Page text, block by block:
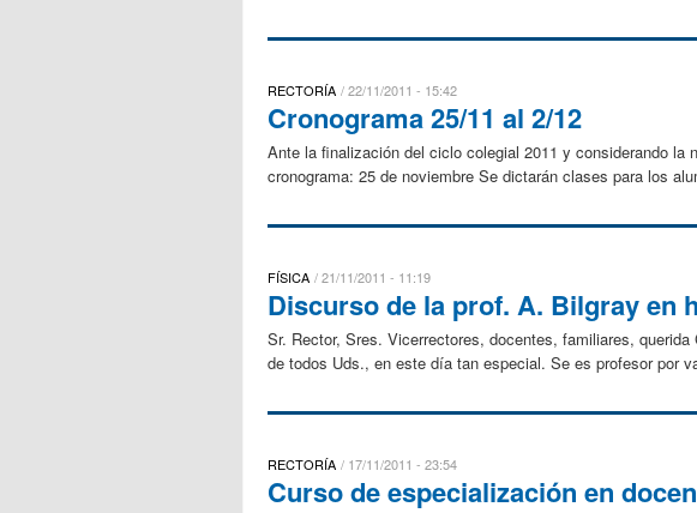
RECTORÍA 22/11/2011 - 15:42
Cronograma 25/11 al 2/12
Ante la finalización del ciclo colegial 2011 y considerando
cronograma: 25 de noviembre Se dictarán clases para los
FÍSICA 21/11/2011 - 11:19
Discurso de la prof. A. Bilgray en
Sr. Rector, Sres. Vicerrectores, docentes, familiares,
de todos Uds., en este día tan especial. Se es profesor por
RECTORÍA 17/11/2011 - 23:54
Curso de especialización en